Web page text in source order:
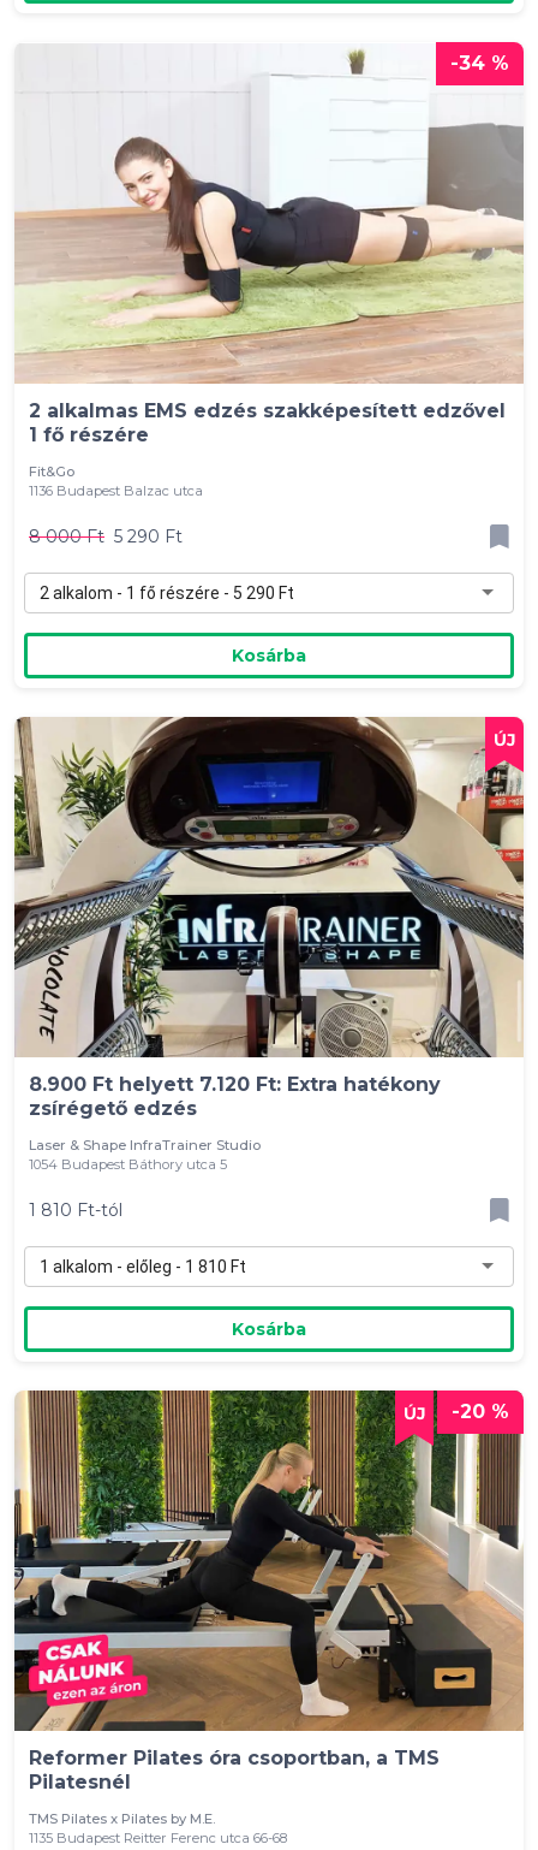
-34 %
2 alkalmas EMS edzés szakképesített edzővel
1 fő részére
Fit&Go
1136 Budapest Balzac utca
8 000 Ft 5 290 Ft
2 alkalom - 1 fő részére - 5 290 Ft
Kosárba
8.900 Ft helyett 7.120 Ft: Extra hatékony
zsírégető edzés
Laser & Shape InfraTrainer Studio
1054 Budapest Báthory utca 5
1 810 Ft-tól
1 alkalom - előleg - 1 810 Ft
Kosárba
-20 %
Reformer Pilates óra csoportban, a TMS
Pilatesnél
TMS Pilates x Pilates by M.E.
1135 Budapest Reitter Ferenc utca 66-68